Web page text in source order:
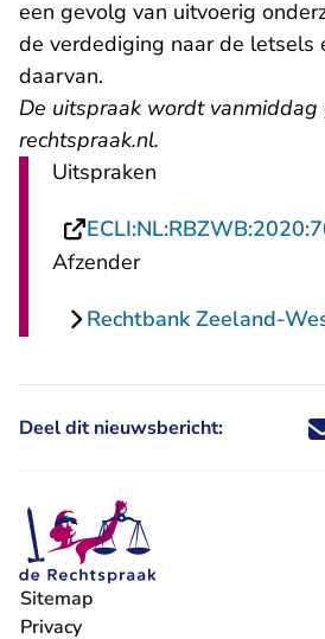
een gevolg van uitvoerig
de verdediging naar de letsels
daarvan.
De uitspraak wordt
rechtspraak.nl.
Uitspraken
Afzender
Rechtbank Zeeland-
Deel dit nieuwsbericht: Deel
Sitemap
Privacy